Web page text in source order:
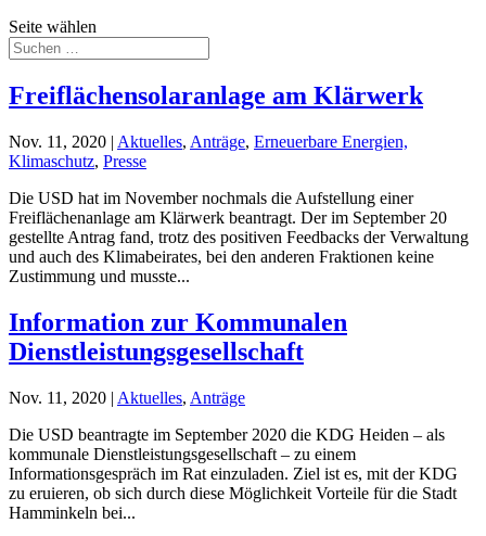
Seite wählen
Freiflächensolaranlage am Klärwerk
Nov. 11, 2020 | Aktuelles, Anträge, Erneuerbare Energien,
Klimaschutz, Presse
Die USD hat im November nochmals die Aufstellung einer
Freiflächenanlage am Klärwerk beantragt. Der im September 20
gestellte Antrag fand, trotz des positiven Feedbacks der Verwaltung
und auch des Klimabeirates, bei den anderen Fraktionen keine
Zustimmung und musste...
Information zur Kommunalen
Dienstleistungsgesellschaft
Nov. 11, 2020 | Aktuelles, Anträge
Die USD beantragte im September 2020 die KDG Heiden – als
kommunale Dienstleistungsgesellschaft – zu einem
Informationsgespräch im Rat einzuladen. Ziel ist es, mit der KDG
zu eruieren, ob sich durch diese Möglichkeit Vorteile für die Stadt
Hamminkeln bei...